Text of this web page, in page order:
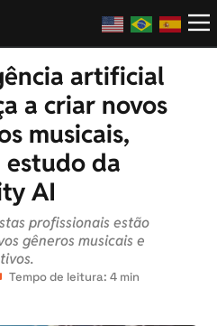
artificial
a criar novos
musicais,
estudo da
AI
profissionais estão
gêneros musicais e
Tempo de leitura: 4 min